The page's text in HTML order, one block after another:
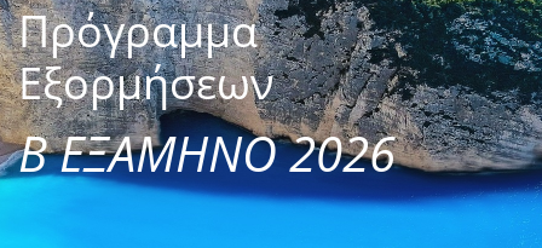
Πρόγραμμα
Εξορμήσεων
Β ΕΞΑΜΗΝΟ 2026